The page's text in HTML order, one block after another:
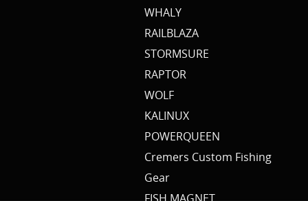
WHALY
RAILBLAZA
STORMSURE
RAPTOR
WOLF
KALINUX
POWERQUEEN
Cremers Custom Fishing
Gear